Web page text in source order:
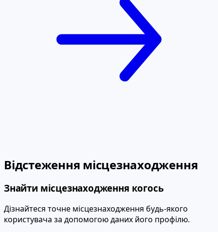
Відстеження місцезнаходження
Знайти місцезнаходження когось
Дізнайтеся точне місцезнаходження будь-якого
користувача за допомогою даних його профілю.